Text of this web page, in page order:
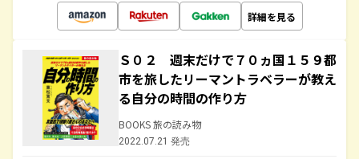
詳細を見る
Ｓ０２ 週末だけで７０ヵ国１５９都
市を旅したリーマントラベラーが教え
る自分の時間の作り方
BOOKS 旅の読み物
2022.07.21 発売